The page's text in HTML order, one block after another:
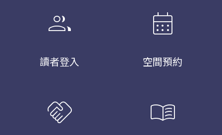
group
讀者登入
calendar_month
空間預約
handshake menu_book